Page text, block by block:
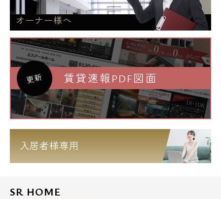
オーナー様へ
更新 賃貸速報PDF図面
入居者様専用
SR HOME